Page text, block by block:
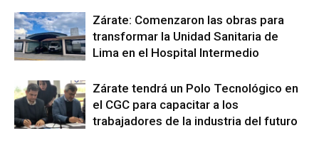
Zárate: Comenzaron las obras para
transformar la Unidad Sanitaria de
Lima en el Hospital Intermedio
Zárate tendrá un Polo Tecnológico en
el CGC para capacitar a los
trabajadores de la industria del futuro